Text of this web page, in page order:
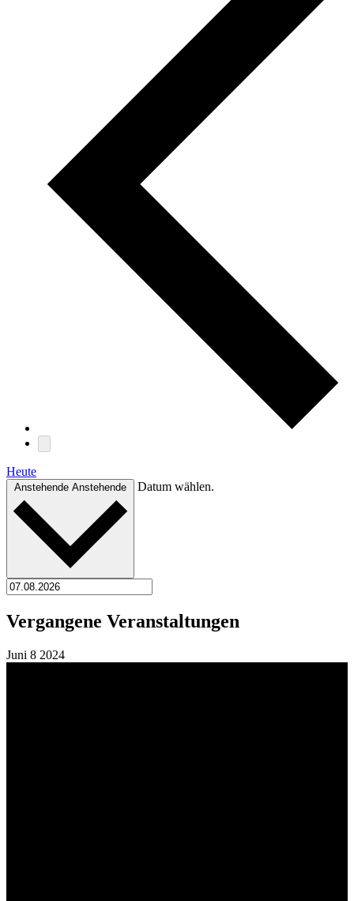
Heute
Anstehende Anstehende Datum wählen.
Vergangene Veranstaltungen
Juni 8 2024